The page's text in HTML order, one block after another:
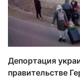
Депортация
правительстве